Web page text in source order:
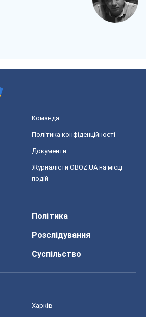
Команда
Політика конфіденційності
Документи
Журналісти OBOZ.UA на місці
подій
Політика
Розслідування
Суспільство
Харків